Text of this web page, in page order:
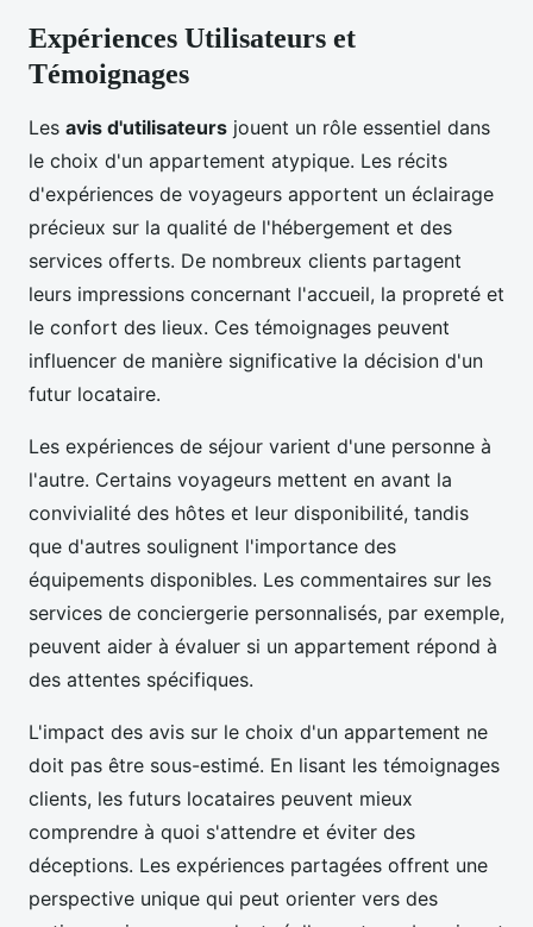
Expériences Utilisateurs et
Témoignages
Les avis d'utilisateurs jouent un rôle essentiel dans
le choix d'un appartement atypique. Les récits
d'expériences de voyageurs apportent un éclairage
précieux sur la qualité de l'hébergement et des
services offerts. De nombreux clients partagent
leurs impressions concernant l'accueil, la propreté et
le confort des lieux. Ces témoignages peuvent
influencer de manière significative la décision d'un
futur locataire.
Les expériences de séjour varient d'une personne à
l'autre. Certains voyageurs mettent en avant la
convivialité des hôtes et leur disponibilité, tandis
que d'autres soulignent l'importance des
équipements disponibles. Les commentaires sur les
services de conciergerie personnalisés, par exemple,
peuvent aider à évaluer si un appartement répond à
des attentes spécifiques.
L'impact des avis sur le choix d'un appartement ne
doit pas être sous-estimé. En lisant les témoignages
clients, les futurs locataires peuvent mieux
comprendre à quoi s'attendre et éviter des
déceptions. Les expériences partagées offrent une
perspective unique qui peut orienter vers des